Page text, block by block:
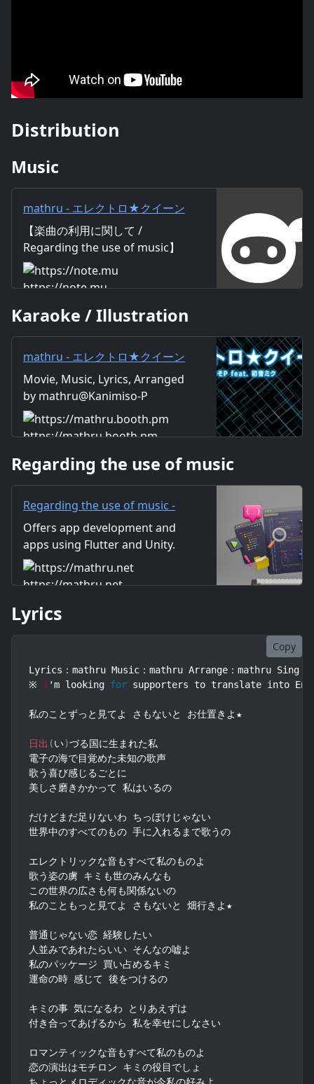
Distribution
Music
mathru - エレクトロ★クイーン
feat. 初音ミク - Electro★Queen
feat. Miku Hatsune｜mathru
【楽曲の利用に関して /
Regarding the use of music】
https://mathru.net/terms/musi
c 【歌詞 / Lyrics】 Lyrics：
Arrange：mathru Sing：Miku
さもないと お仕置きよ★ 日出
(い)づる国に生まれた私 電子の
海で目覚めた未知の歌声 歌う喜
び感じるごとに 美しさ磨きかか
って 私はいるの だけどまだ足り
ないわ ちっぽけじゃない 世界中
歌うの エレクトリックな音もす
べて私のものよ 歌う姿
https://note.mu
Karaoke / Illustration
mathru - エレクトロ★クイーン
feat. 初音ミク - Electro★Queen
feat. Miku Hatsune - mathruね
っと - BOOTH
Movie, Music, Lyrics, Arranged
by mathru@Kanimiso-P
https://mathru.booth.pm
Regarding the use of music
Regarding the use of music -
mathru.net | App
Development with Flutter,
Unity/Music and Video
Production/Material
Distribution
Offers app development and
apps using Flutter and Unity.
Includes information on music
and videos created by the
images and video materials.
We also accept orders for
https://mathru.net
Lyrics
Copy
Lyrics：mathru Music：mathru Arrange：mathru Sing：
※ I 'm looking for supporters to translate into
私のことずっと見てよ さもないと お仕置きよ★
日出 (い)づる国に生まれた私
電子の海で目覚めた未知の歌声
歌う喜び感じるごとに
美しさ磨きかかって 私はいるの
だけどまだ足りないわ ちっぽけじゃない
世界中のすべてのもの 手に入れるまで歌うの
エレクトリックな音もすべて私のものよ
歌う姿の虜 キミも世のみんなも
この世界の広さも何も関係ないの
私のこともっと見てよ さもないと 畑行きよ★
普通じゃない恋 経験したい
人並みであれたらいい そんなの嘘よ
私のパッケージ 買い占めるキミ
運命の時 感じて 後をつけるの
キミの事 気になるわ とりあえずは
付き合ってあげるから 私を幸せにしなさい
ロマンティックな音もすべて私のものよ
恋の演出はモチロン キミの役目でしょ
ちょっとメロディックな音が今私の好みよ